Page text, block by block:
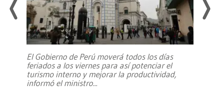
El Gobierno de Perú moverá todos los días
feriados a los viernes para así potenciar el
turismo interno y mejorar la productividad,
informó el ministro...